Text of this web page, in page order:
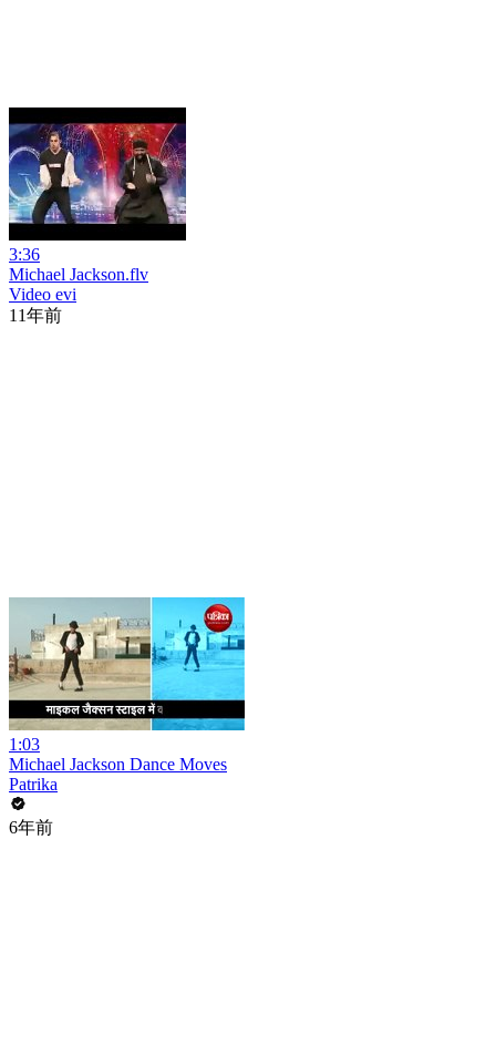
3:36
Michael Jackson.flv
Video evi
11年前
1:03
Michael Jackson Dance Moves
Patrika
6年前